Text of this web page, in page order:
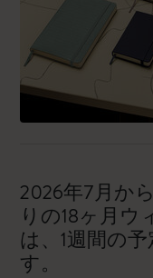
2026年7月か
りの18ヶ月
は、1週間の
す。